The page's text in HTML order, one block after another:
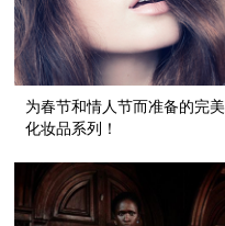
为春节和情人节而准备的完美
化妆品系列！